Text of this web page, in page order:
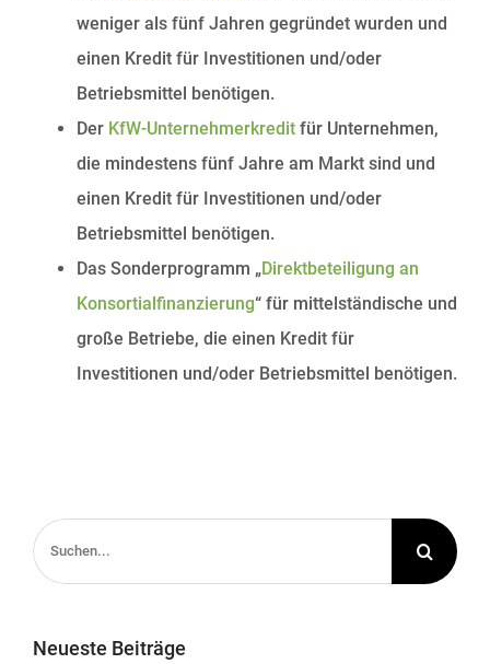
weniger als fünf Jahren gegründet wurden und
einen Kredit für Investitionen und/oder
Betriebsmittel benötigen.
Der KfW-Unternehmerkredit für Unternehmen,
die mindestens fünf Jahre am Markt sind und
einen Kredit für Investitionen und/oder
Betriebsmittel benötigen.
Das Sonderprogramm „Direktbeteiligung an
Konsortialfinanzierung“ für mittelständische und
große Betriebe, die einen Kredit für
Investitionen und/oder Betriebsmittel benötigen.
Suche
nach:
Neueste Beiträge